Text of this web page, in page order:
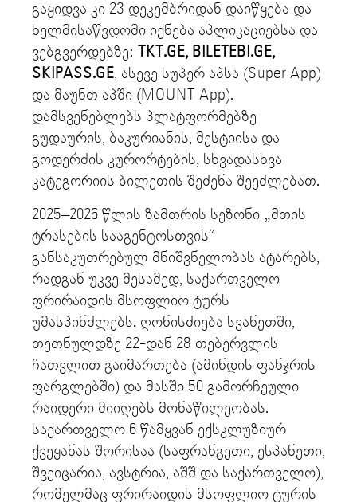
გაყიდვა კი 23 დეკემბრიდან დაიწყება და
ხელმისაწვდომი იქნება აპლიკაციებსა და
ვებგვერდებზე: TKT.GE, BILETEBI.GE,
SKIPASS.GE, ასევე სუპერ აპსა (Super App)
და მაუნთ აპში (MOUNT App).
დამსვენებლებს პლატფორმებზე
გუდაურის, ბაკურიანის, მესტიისა და
გოდერძის კურორტების, სხვადასხვა
კატეგორიის ბილეთის შეძენა შეეძლებათ.
2025–2026 წლის ზამთრის სეზონი „მთის
ტრასების სააგენტოსთვის“
განსაკუთრებულ მნიშვნელობას ატარებს,
რადგან უკვე მესამედ, საქართველო
ფრირაიდის მსოფლიო ტურს
უმასპინძლებს. ღონისძიება სვანეთში,
თეთნულდზე 22-დან 28 თებერვლის
ჩათვლით გაიმართება (ამინდის ფანჯრის
ფარგლებში) და მასში 50 გამორჩეული
რაიდერი მიიღებს მონაწილეობას.
საქართველო 6 წამყვან ექსკლუზიურ
ქვეყანას შორისაა (საფრანგეთი, ესპანეთი,
შვეიცარია, ავსტრია, აშშ და საქართველო),
რომელმაც ფრირაიდის მსოფლიო ტურის